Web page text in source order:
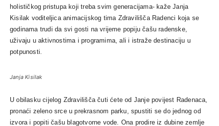
holističkog pristupa koji treba svim generacijama- kaže Janja
Kisilak voditeljica animacijskog tima Zdravilišča Radenci koja se
godinama trudi da svi gosti na vrijeme popiju čašu radenske,
uživaju u aktivnostima i programima, ali i istraže destinaciju u
potpunosti.
Janja Kisilak
U obilasku cijelog Zdravilišča čuti ćete od Janje povijest Radenaca,
pronaći zeleno srce u prekrasnom parku, spustiti se do jednog od
izvora i popiti čašu blagotvorne vode. Ona prodire iz dubine zemlje